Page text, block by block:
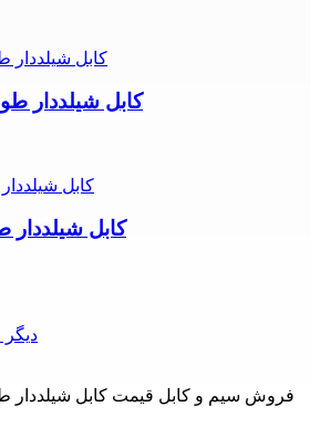
کابل شیلددار طوسی 2.5در2
کابل شیلددار طوسی